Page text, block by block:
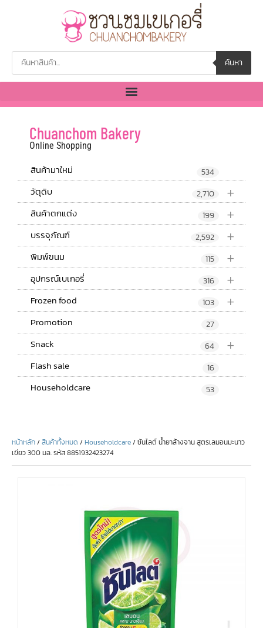
ค้นหา
Chuanchom Bakery
Online Shopping
สินค้ามาใหม่ 534
+
วัตุดิบ 2,710
+
สินค้าตกแต่ง 199
+
บรรจุภัณฑ์ 2,592
+
พิมพ์ขนม 115
+
อุปกรณ์เบเกอรี่ 316
+
Frozen food 103
Promotion 27
+
Snack 64
Flash sale 16
Householdcare 53
หน้าหลัก/สินค้าทั้งหมด /Householdcare/ ซันไลต์ น้ำยาล้างจาน สูตรเลมอนมะนาว
เขียว 300 มล. รหัส 8851932423274